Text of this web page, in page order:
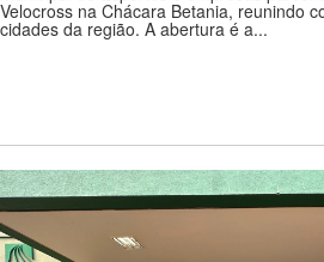
Velocross na Chácara Betania, reunindo
cidades da região. A abertura é a...